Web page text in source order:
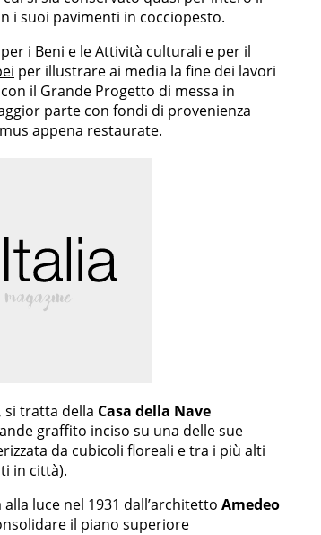
i suoi pavimenti in cocciopesto.
i Beni e le Attività culturali e per il
per illustrare ai media la fine dei lavori
il Grande Progetto di messa in
parte con fondi di provenienza
appena restaurate.
si tratta della Casa della Nave
graffito inciso su una delle sue
da cubicoli floreali e tra i più alti
in città).
luce nel 1931 dall’architetto Amedeo
il piano superiore